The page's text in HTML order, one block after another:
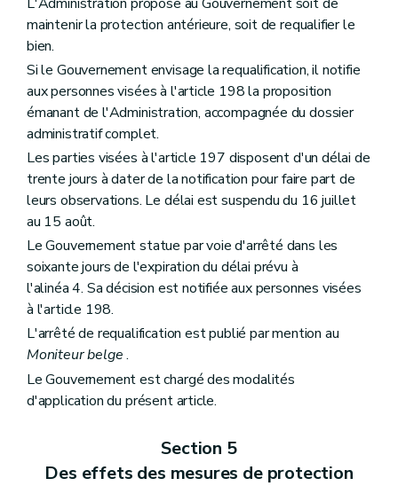
maintenir la protection antérieure, soit de requalifier le
bien.
Si le Gouvernement envisage la requalification, il notifie
aux personnes visées à l'article 198 la proposition
émanant de l'Administration, accompagnée du dossier
administratif complet.
Les parties visées à l'article 197 disposent d'un délai de
trente jours à dater de la notification pour faire part de
leurs observations. Le délai est suspendu du 16 juillet
au 15 août.
Le Gouvernement statue par voie d'arrêté dans les
soixante jours de l'expiration du délai prévu à
l'alinéa 4. Sa décision est notifiée aux personnes visées
à l'article 198.
L'arrêté de requalification est publié par mention au
Moniteur belge.
Le Gouvernement est chargé des modalités
d'application du présent article.
Section 5
Des effets des mesures de protection